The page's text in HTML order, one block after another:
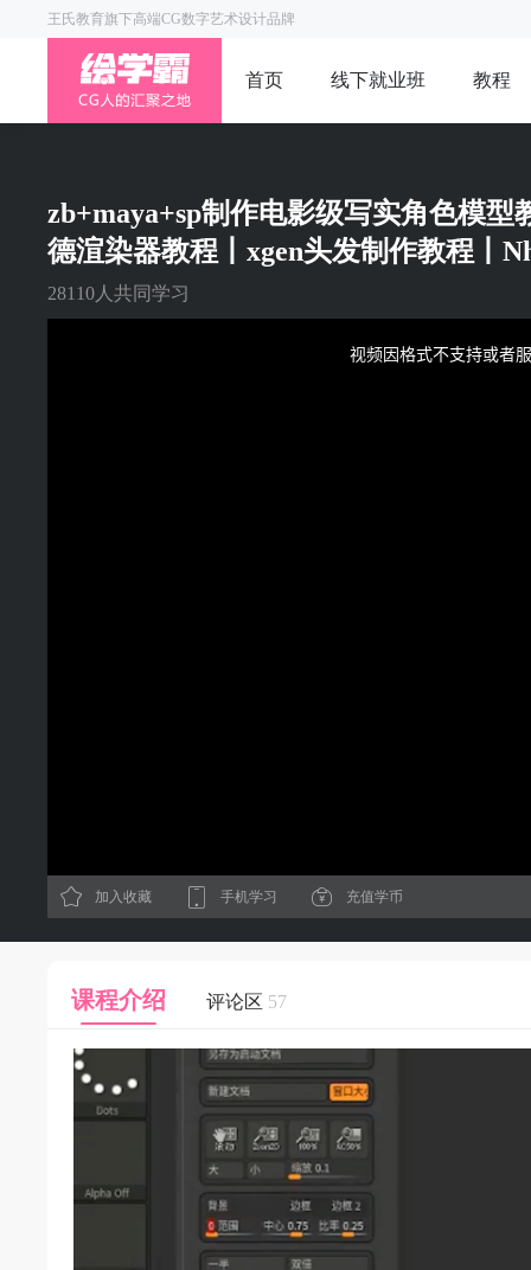
王氏教育旗下高端CG数字艺术设计品牌
首页 线下就业班 教程
zb+maya+sp制作电影级写实角色模
德渲染器教程丨xgen头发制作教程丨
28110人共同学习
视频因格式不支持或者
加入收藏 手机学习 充值学币
课程介绍 评论区 57